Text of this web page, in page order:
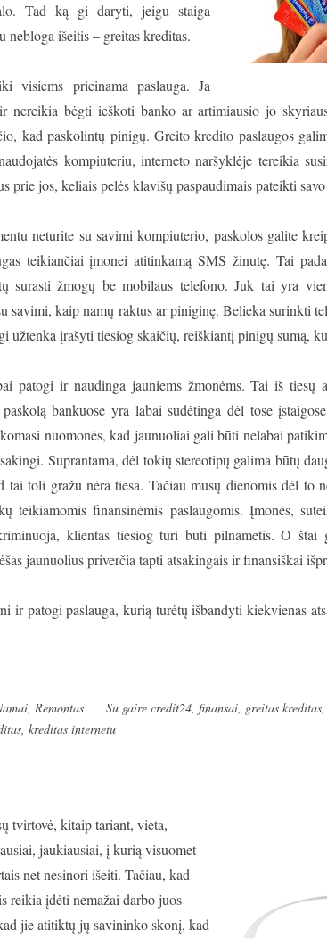
Tad ką gi daryti, jeigu staiga
nebloga išeitis – greitas kreditas.
visiems prieinama paslauga. Ja
nereikia bėgti ieškoti banko ar artimiausio jo
kad paskolintų pinigų. Greito kredito paslaugos
kompiuteriu, interneto naršyklėje tereikia
prie jos, keliais pelės klavišų paspaudimais pateikti
neturite su savimi kompiuterio, paskolos galite
teikiančiai įmonei atitinkamą SMS žinutę. Tai
surasti žmogų be mobilaus telefono. Juk tai yra
savimi, kaip namų raktus ar piniginę. Belieka surinkti
užtenka įrašyti tiesiog skaičių, reiškiantį pinigų sumą,
patogi ir naudinga jauniems žmonėms. Tai iš tiesų
bankuose yra labai sudėtinga dėl tose
nuomonės, kad jaunuoliai gali būti nelabai
Suprantama, dėl tokių stereotipų galima būtų
tai toli gražu nėra tiesa. Tačiau mūsų dienomis dėl to
teikiamomis finansinėmis paslaugomis. Įmonės,
klientas tiesiog turi būti pilnametis. O štai
jaunuolius priverčia tapti atsakingais ir finansiškai
ir patogi paslauga, kurią turėtų išbandyti kiekvienas
,Remontas Su gaire credit24, finansai, greitas kreditas,
,kreditas internetu
tvirtovė, kitaip tariant, vieta,
jaukiausiai, į kurią visuomet
net nesinori išeiti. Tačiau, kad
reikia įdėti nemažai darbo juos
jie atitiktų jų savininko skonį, kad